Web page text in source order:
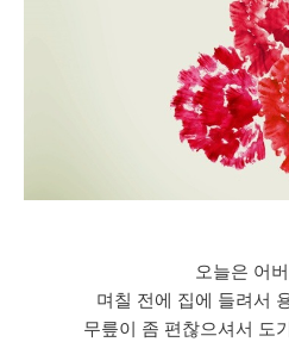
오늘은 어
며칠 전에 집에 들려서
무릎이 좀 편찮으셔서 도